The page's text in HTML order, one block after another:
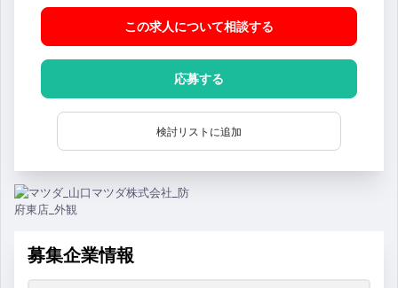
この求人について相談する
応募する
検討リストに追加
募集企業情報